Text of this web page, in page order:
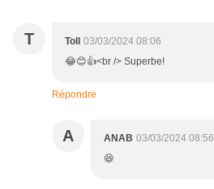
T Toll
03/03/2024 08:06
😂😊👍<br /> Superbe!
Répondre
A ANAB 03/03/2024 08:56
😆